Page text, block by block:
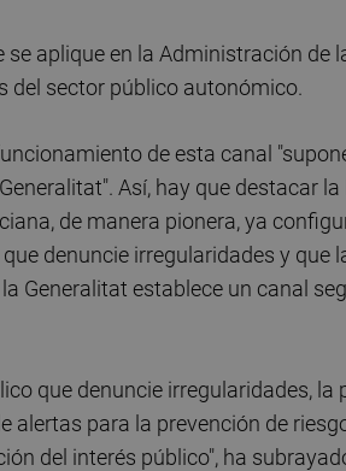
aplique en la Administración de
del sector público autonómico.
de esta canal
Así, hay que destacar
de manera pionera, ya
denuncie irregularidades y que
Generalitat establece un canal
que denuncie irregularidades, la
alertas para la prevención de
del interés público", ha